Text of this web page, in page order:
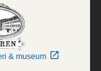
& museum